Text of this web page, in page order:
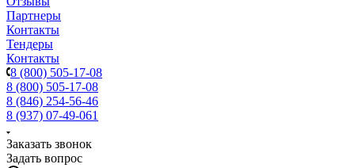
Партнеры
Контакты
Тендеры
Контакты
8 (800) 505-17-08
8 (800) 505-17-08
8 (846) 254-56-46
8 (937) 07-49-061
Заказать звонок
Задать вопрос